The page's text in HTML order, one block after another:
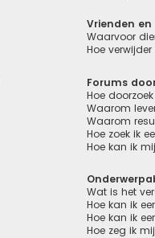
Vrienden en
Waarvoor
Hoe
Forums
Hoe
Waarom
Waarom
Hoe zoek ik
Hoe kan ik
Wat is het
Hoe kan ik
Hoe kan ik
Hoe zeg ik